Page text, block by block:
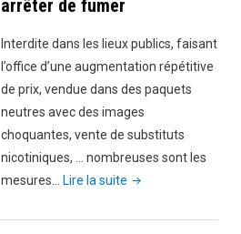
arrêter de fumer
Interdite dans les lieux publics, faisant
l’office d’une augmentation répétitive
de prix, vendue dans des paquets
neutres avec des images
choquantes, vente de substituts
nicotiniques, … nombreuses sont les
mesures…
Lire la suite "Tabac
les